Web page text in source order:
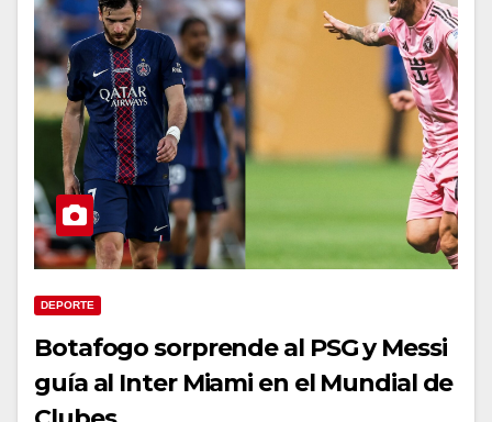
DEPORTE
Botafogo sorprende al PSG y Messi
guía al Inter Miami en el Mundial de